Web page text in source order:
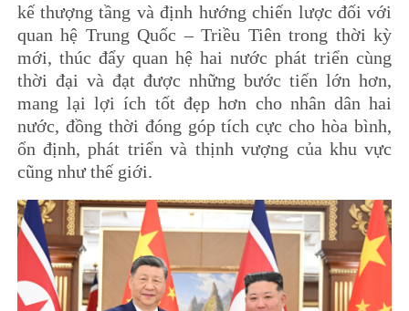
kế thượng tầng và định hướng chiến lược đối với
quan hệ Trung Quốc – Triều Tiên trong thời kỳ
mới, thúc đẩy quan hệ hai nước phát triển cùng
thời đại và đạt được những bước tiến lớn hơn,
mang lại lợi ích tốt đẹp hơn cho nhân dân hai
nước, đồng thời đóng góp tích cực cho hòa bình,
ổn định, phát triển và thịnh vượng của khu vực
cũng như thế giới.